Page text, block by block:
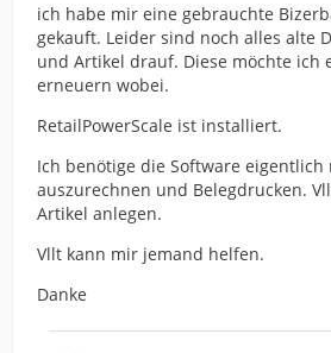
ich habe mir eine gebrauchte
gekauft. Leider sind noch alles alte
und Artikel drauf. Diese möchte ich
erneuern wobei.
RetailPowerScale ist installiert.
Ich benötige die Software eigentlich
auszurechnen und Belegdrucken.
Artikel anlegen.
Vllt kann mir jemand helfen.
Danke